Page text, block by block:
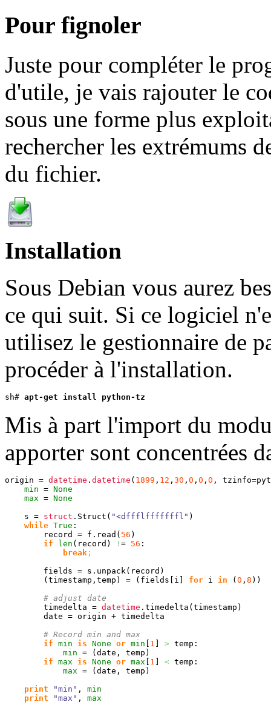
Pour fignoler
Juste pour compléter le
d'utile, je vais rajouter le
sous une forme plus
rechercher les extrémums
du fichier.
Installation
Sous Debian vous aurez
ce qui suit. Si ce logiciel
utilisez le gestionnaire de
procéder à l'installation.
sh# apt-get install python-tz
Mis à part l'import du
apporter sont concentrées
origin = datetime . datetime ( 1899 , 12 , 30 , 0 , 0 , 0 ,
min = None
max = None
    s =
struct . Struct ( "<dffflfffffffl" )
while True :
        record = f.
read ( 56 )
if
len ( record ) ! = 56 :
break ;
        fields = s.
unpack ( record )
(timestamp,temp ) = ( fields [ i ] for i in (0 , 8 ) )
# adjust date
        timedelta =
datetime . timedelta (timestamp )
        date = origin + timedelta
# Record min and max
if min is None or min [ 1 ] > temp:
min = (date, temp )
if max is None or max [ 1 ] < temp:
max = (date, temp )
print
"min" , min
print
"max" , max